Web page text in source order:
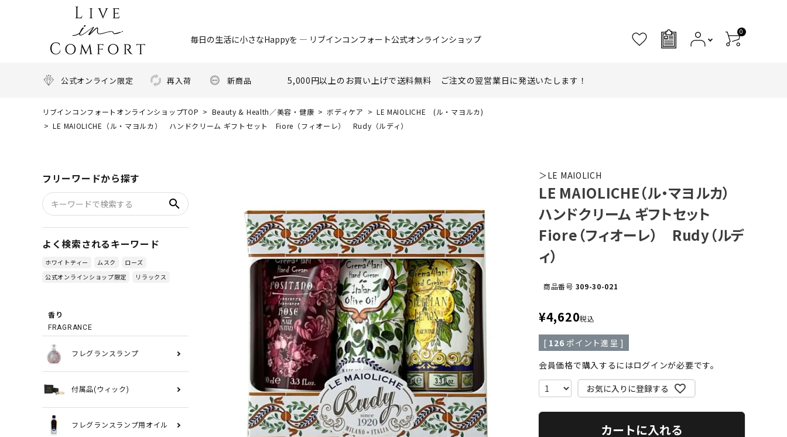
毎日の生活に小さなHappyを ― リブインコンフォート公式オンラインショップ
0
公式オンライン限定 再入荷 新商品 5,000円以上のお買い上げで送料無料 ご注文の翌営業日に発送いたします！
リブインコンフォートオンラインショップTOP Beauty & Health／美容・健康 ボディケア
LE MAIOLICHE (ル・マヨルカ)
LE MAIOLICHE（ル・マヨルカ） ハンドクリーム ギフトセット Fiore（フィオーレ） Rudy（ルディ）
フリーワードから探す
search
よく検索されるキーワード
ホワイトティー ムスク
ローズ
公式オンラインショップ限定
リラックス
香り
FRAGRANCE
フレグランスランプ
付属品(ウィック)
フレグランスランプ用オイル
＞LE MAIOLICH
LE MAIOLICHE（ル・マヨルカ）
ハンドクリーム ギフトセット
Fiore（フィオーレ） Rudy（ルデ
ィ）
商品番号 309-30-021
¥4,620税込
[ 126 ポイント進呈 ]
会員価格で購入するにはログインが必要です。
お気に入りに登録する
カートに入れる